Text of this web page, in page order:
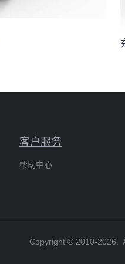
客户服务
帮助中心
Copyright ©️ 2010-2026.